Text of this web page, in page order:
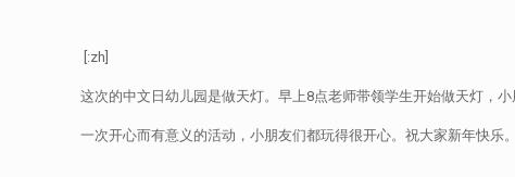
[:zh]
这次的中文日幼儿园是做天灯。早上8点老师带领学生开始做天灯，
一次开心而有意义的活动，小朋友们都玩得很开心。祝大家新年快乐。